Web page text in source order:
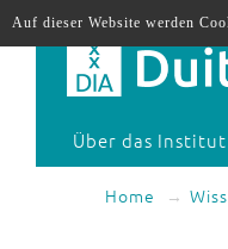
Über das Institut
Home
Auf dieser Website werden